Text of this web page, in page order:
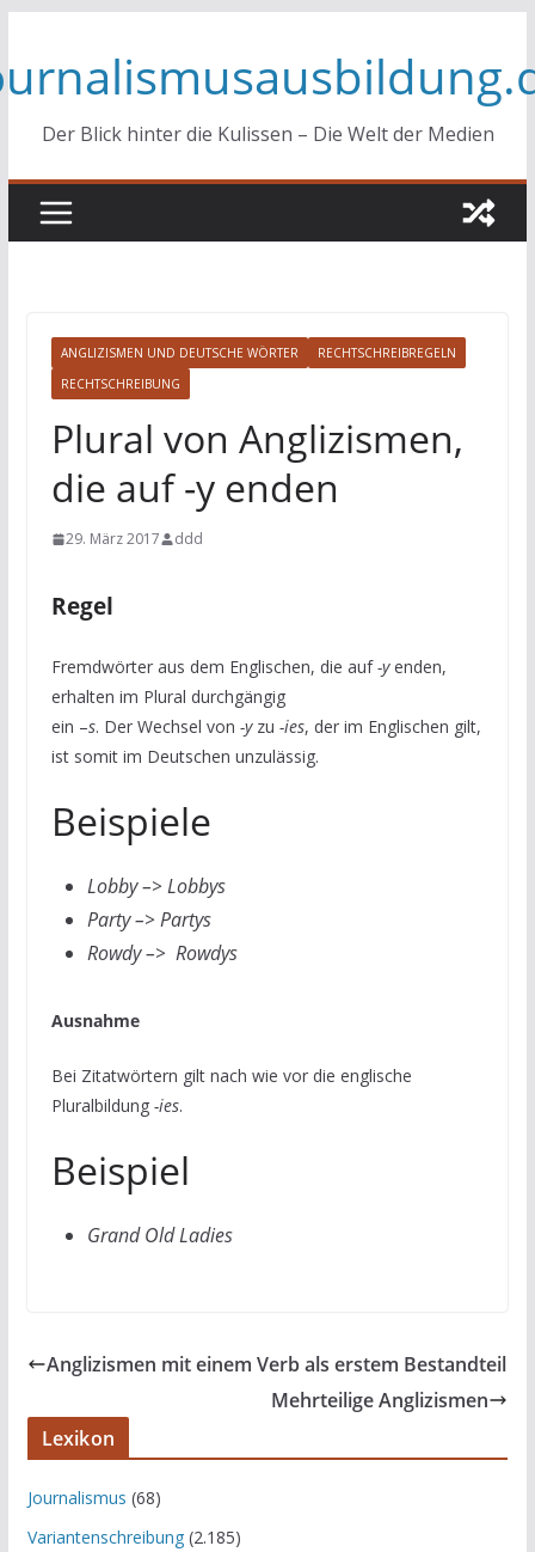
springen
Der Blick hinter die Kulissen – Die Welt der Medien
ANGLIZISMEN UND DEUTSCHE WÖRTER
RECHTSCHREIBREGELN
RECHTSCHREIBUNG
Plural von Anglizismen,
die auf -y enden
29. März 2017 ddd
Regel
Fremdwörter aus dem Englischen, die auf-yenden,
erhalten im Plural durchgängig
ein –s. Der Wechsel von -yzu -ies, der im Englischen gilt,
ist somit im Deutschen unzulässig.
Beispiele
Lobby –> Lobbys
Party –> Partys
Rowdy –> Rowdys
Ausnahme
Bei Zitatwörtern gilt nach wie vor die englische
Pluralbildung-ies.
Beispiel
Grand Old Ladies
Anglizismen mit einem Verb als erstem Bestandteil
Mehrteilige Anglizismen
Lexikon
Journalismus (68)
Variantenschreibung(2.185)